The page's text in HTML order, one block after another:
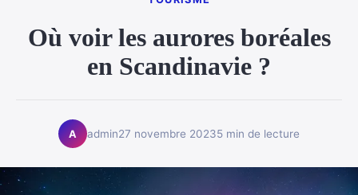
Où voir les aurores boréales
en Scandinavie ?
A admin27 novembre 20235 min de lecture